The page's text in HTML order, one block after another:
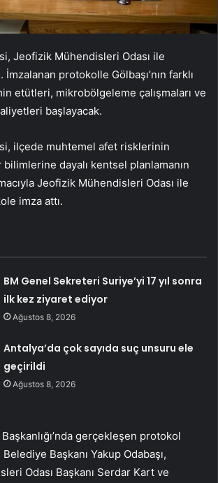
Jeofizik Mühendisleri Odası ile
protokolle Gölbaşı’nın farklı
etütleri, mikrobölgeleme çalışmaları ve
başlayacak.
ilçede muhtemel afet risklerinin
bilimlerine dayalı kentsel planlamanın
Jeofizik Mühendisleri Odası ile
imza attı.
BM Genel Sekreteri Suriye’yi 17 yıl sonra
ilk kez ziyaret ediyor
Ağustos 8, 2026
Antalya’da çok sayıda suç unsuru ele
geçirildi
Ağustos 8, 2026
gerçekleşen protokol
Başkanı Yakup Odabaşı,
Odası Başkanı Serdar Kart ve